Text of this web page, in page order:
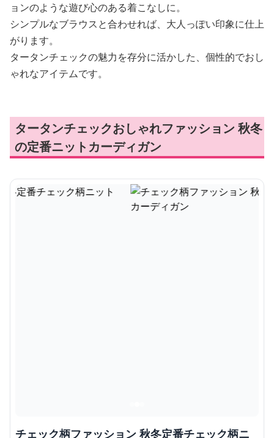
ョンのような遊び心のある着こなしに。
シンプルなブラウスと合わせれば、大人っぽい印象に仕上
がります。
タータンチェックの魅力を存分に活かした、個性的でおし
ゃれなアイテムです。
タータンチェックおしゃれファッション 秋冬
の定番ニットカーディガン
チェック柄ファッション 秋冬定番チェック柄ニ